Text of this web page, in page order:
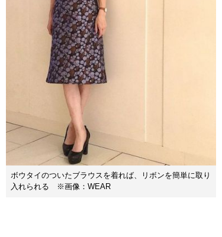
ボウタイのついたブラウスを着れば、リボンを簡単に取り
入れられる ※画像：WEAR